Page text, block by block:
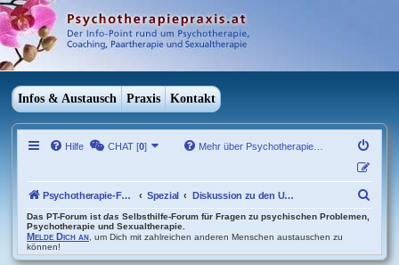
Infos & Austausch Praxis Kontakt
Hilfe CHAT [0] Mehr über Psychotherapie…
Psychotherapie-Forum Übersicht Spezial Diskussion zu den Umfragen und Selbsttests
h
Das PT-Forum istdas Selbsthilfe-Forum für Fragen zu psychischen Problemen,
Psychotherapie und Sexualtherapie.
Melde Dich an , um Dich mit zahlreichen anderen Menschen austauschen zu
können!